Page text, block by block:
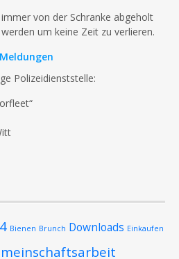
von der Schranke abgeholt
um keine Zeit zu verlieren.
Polizeidienststelle:
Bienen Brunch Downloads Einkaufen